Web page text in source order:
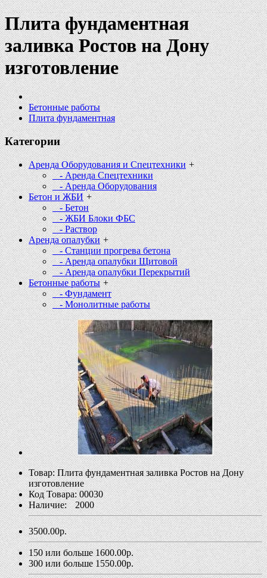
Плита фундаментная
заливка Ростов на Дону
изготовление
Бетонные работы
Плита фундаментная
Категории
Аренда Оборудования и Спецтехники +
- Аренда Спецтехники
- Аренда Оборудования
Бетон и ЖБИ +
- Бетон
- ЖБИ Блоки ФБС
- Раствор
Аренда опалубки +
- Станции прогрева бетона
- Аренда опалубки Щитовой
- Аренда опалубки Перекрытий
Бетонные работы +
- Фундамент
- Монолитные работы
Товар:Плита фундаментная заливка Ростов на Дону
изготовление
Код Товара: 00030
Наличие:
2000
3500.00р.
150 или больше1600.00р.
300 или больше1550.00р.